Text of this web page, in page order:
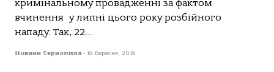
кримінальному провадженні за фактом
вчинення у липні цього року розбійного
нападу. Так, 22...
Новини Тернопілля - 19 Вересня, 2019